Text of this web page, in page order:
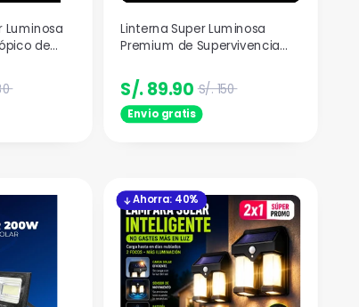
Luminosa
de
Linterna Super Luminosa
Premium de Supervivencia
Telescopico
S/. 89.90 S/. 150
Envio gratis
Ahorra: 40%